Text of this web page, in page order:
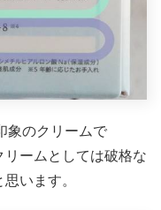
象のクリームで
ームとしては破格な
います。